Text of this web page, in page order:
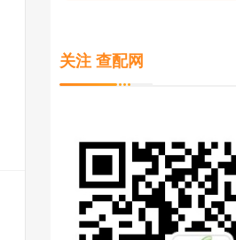
关注 查配网